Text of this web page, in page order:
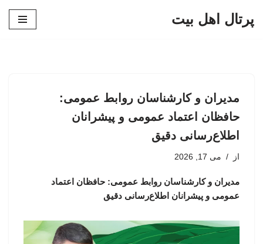
پرتال اهل بیت
مدیران و کارشناسان روابط عمومی:
حافظان اعتماد عمومی و پیشرانان
اطلاع‌رسانی دقیق
از می 17, 2026
مدیران و کارشناسان روابط عمومی: حافظان اعتماد
عمومی و پیشرانان اطلاع‌رسانی دقیق